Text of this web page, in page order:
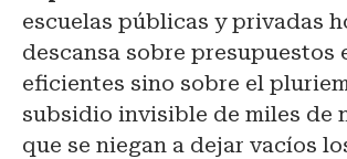
escuelas públicas y privadas
descansa sobre presupuestos
eficientes sino sobre el
subsidio invisible de miles de
que se niegan a dejar vacíos